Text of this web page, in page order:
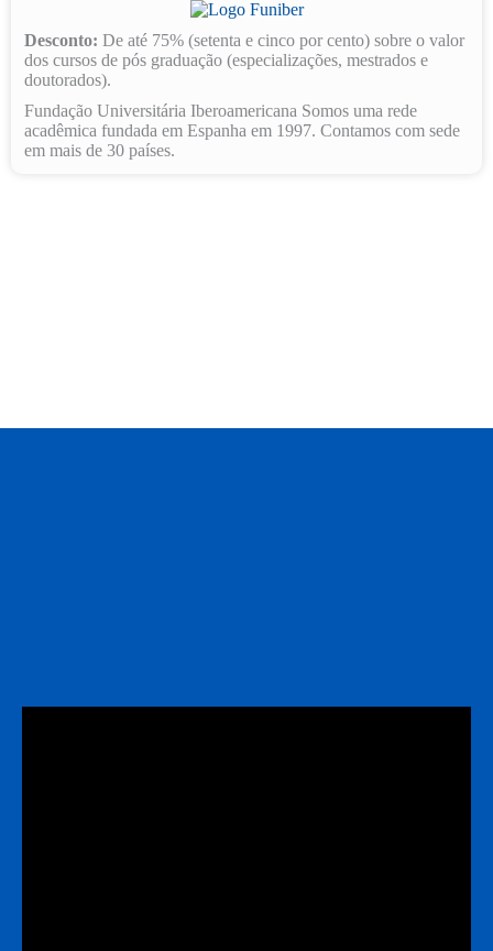
Desconto: De até 75% (setenta e cinco por cento) sobre o valor
dos cursos de pós graduação (especializações, mestrados e
doutorados).
Fundação Universitária Iberoamericana Somos uma rede
acadêmica fundada em Espanha em 1997. Contamos com sede
em mais de 30 países.